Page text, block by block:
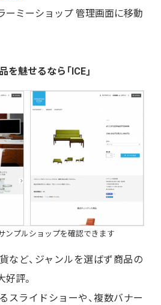
ーミーショップ 管理画面に移動
魅せるなら「ICE」
ンプルショップを確認できます
など、ジャンルを選ばず商品の
評。
スライドショーや、複数バナー